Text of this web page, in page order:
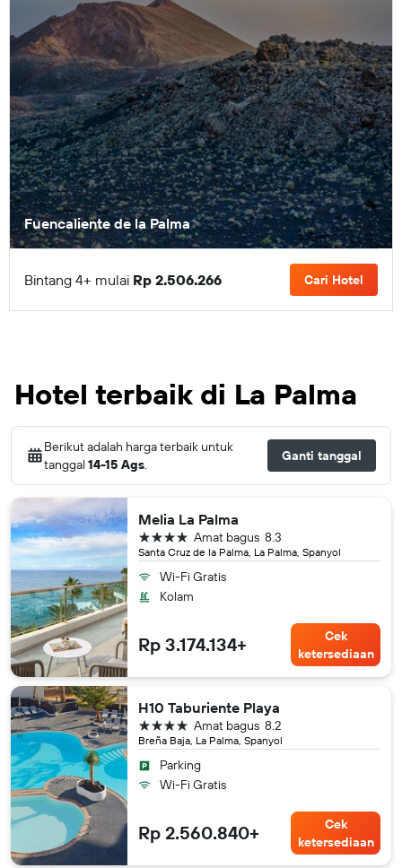
Fuencaliente de la Palma
Bintang 4+ mulai Rp 2.506.266 Cari Hotel
Hotel terbaik di La Palma
Berikut adalah harga terbaik untuk
tanggal 14-15 Ags
Ganti tanggal
Melia La Palma
Santa Cruz de la Palma, La Palma, Spanyol
8.3
Amat bagus
bintang 4
Wi-Fi Gratis
Kolam
Rp 3.174.134+
Cek
ketersediaan
H10 Taburiente Playa
Breña Baja, La Palma, Spanyol
8.2
Amat bagus
bintang 4
Parking
Wi-Fi Gratis
Rp 2.560.840+
Cek
ketersediaan